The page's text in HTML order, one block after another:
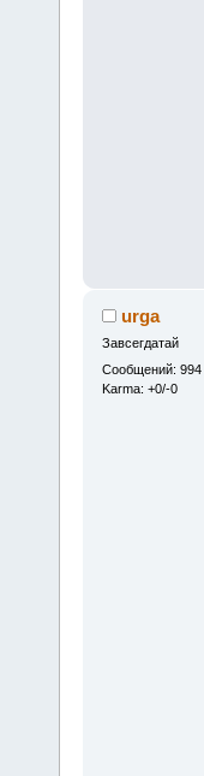
urga
Завсегдатай
Сообщений: 994
Karma: +0/-0